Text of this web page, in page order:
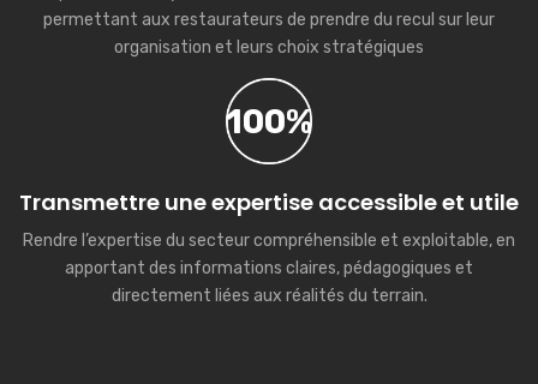
permettant aux restaurateurs de prendre du recul sur leur
organisation et leurs choix stratégiques
100%
Transmettre une expertise accessible et utile
Rendre l’expertise du secteur compréhensible et exploitable, en
apportant des informations claires, pédagogiques et
directement liées aux réalités du terrain.